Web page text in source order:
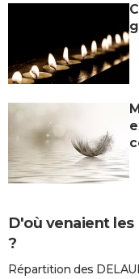
D'où venaient
?
Répartition des